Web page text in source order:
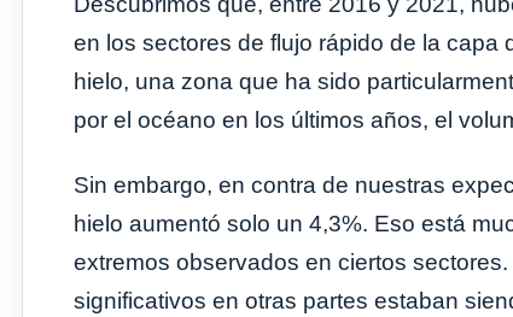
en los sectores de flujo rápido de la capa
hielo, una zona que ha sido
por el océano en los últimos años, el
Sin embargo, en contra de nuestras
hielo aumentó solo un 4,3%. Eso está
extremos observados en ciertos
significativos en otras partes estaban